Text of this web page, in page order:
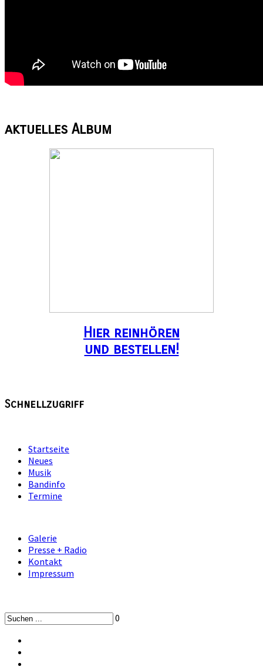
aktuelles Album
Hier reinhören
und bestellen!
Schnellzugriff
Startseite
Neues
Musik
Bandinfo
Termine
Galerie
Presse + Radio
Kontakt
Impressum
0